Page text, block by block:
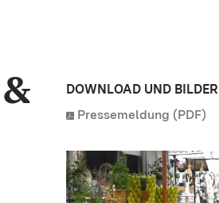
DOWNLOAD UND BILDER
Pressemeldung (PDF)